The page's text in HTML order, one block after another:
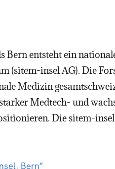
Bern entsteht ein
(sitem-insel AG). Die
Medizin
Medtech- und
Die sitem-
Bern”